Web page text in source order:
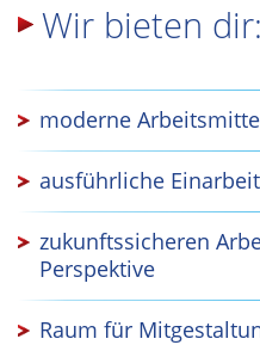
Wir bieten dir:
moderne
ausführliche
zukunftssicheren
Perspektive
Raum für